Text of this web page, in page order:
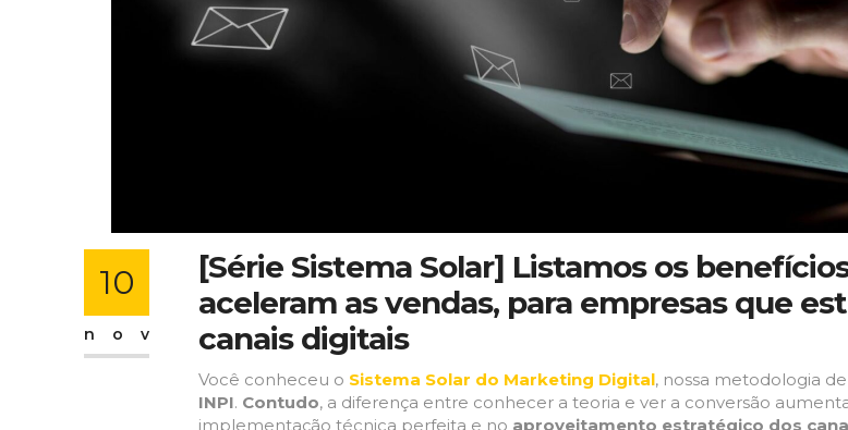
10
nov
[Série Sistema Solar] Listamos os
aceleram as vendas, para empresas que
canais digitais
Você conheceu o Sistema Solar do Marketing Digital, nossa metodologia
INPI. Contudo, a diferença entre conhecer a teoria e ver a conversão
implementação técnica perfeita e no aproveitamento estratégico dos